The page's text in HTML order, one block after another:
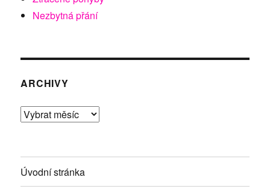
Nezbytná přání
ARCHIVY
Archivy
Úvodní stránka